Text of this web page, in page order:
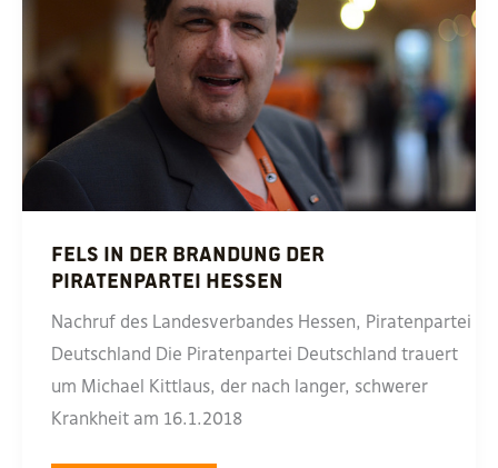
Fels in der Brandung der
Piratenpartei Hessen
Nachruf des Landesverbandes Hessen, Piratenpartei
Deutschland Die Piratenpartei Deutschland trauert
um Michael Kittlaus, der nach langer, schwerer
Krankheit am 16.1.2018